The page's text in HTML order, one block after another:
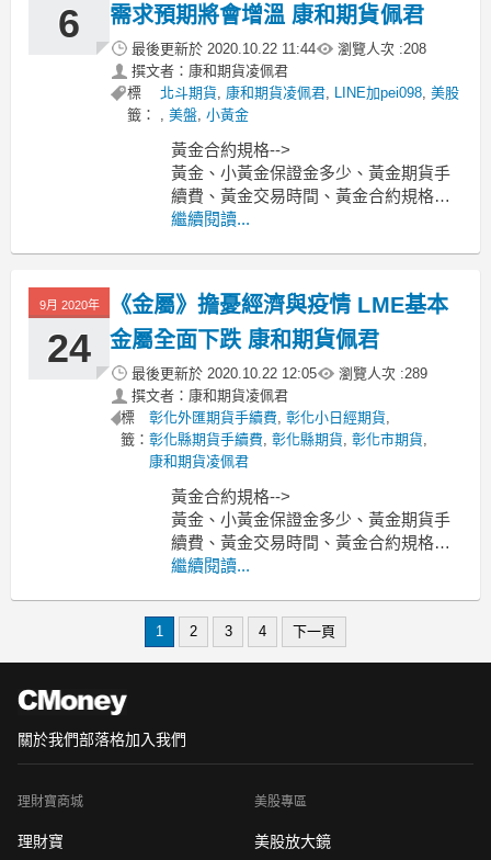
6
需求預期將會增溫 康和期貨佩君
最後更新於 2020.10.22 11:44 瀏覽人次 :208
撰文者：康和期貨凌佩君
標
籤：
北斗期貨, 康和期貨凌佩君, LINE加pei098, 美股
, 美盤, 小黃金
黃金合約規格-->
黃金、小黃金保證金多少、黃金期貨手
續費、黃金交易時間、黃金合約規格一
點多少元？
---------------------
繼續閱讀...
9月 2020年
24
《金屬》擔憂經濟與疫情 LME基本
金屬全面下跌 康和期貨佩君
最後更新於 2020.10.22 12:05 瀏覽人次 :289
撰文者：康和期貨凌佩君
標
籤：
彰化外匯期貨手續費, 彰化小日經期貨,
彰化縣期貨手續費, 彰化縣期貨, 彰化市期貨,
康和期貨凌佩君
黃金合約規格-->
黃金、小黃金保證金多少、黃金期貨手
續費、黃金交易時間、黃金合約規格一
點多少元？
---------------------
MoneyDJ新聞 202
繼續閱讀...
1 2 3 4 下一頁
關於我們部落格加入我們
理財寶商城
理財寶
美股專區
美股放大鏡